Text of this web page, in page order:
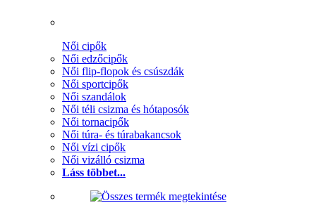
Női cipők
Női edzőcipők
Női flip-flopok és csúszdák
Női sportcipők
Női szandálok
Női téli csizma és hótaposók
Női tornacipők
Női túra- és túrabakancsok
Női vízi cipők
Női vizálló csizma
Láss többet...